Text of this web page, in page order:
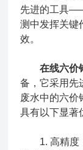
先进的工具
测中发挥关键
效。
在线六价
备，它采用先
废水中的六价
具有以下显著
1. 高精度：